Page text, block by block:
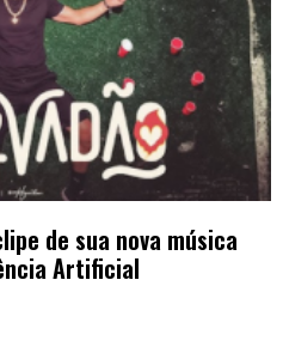
de sua nova música
Artificial